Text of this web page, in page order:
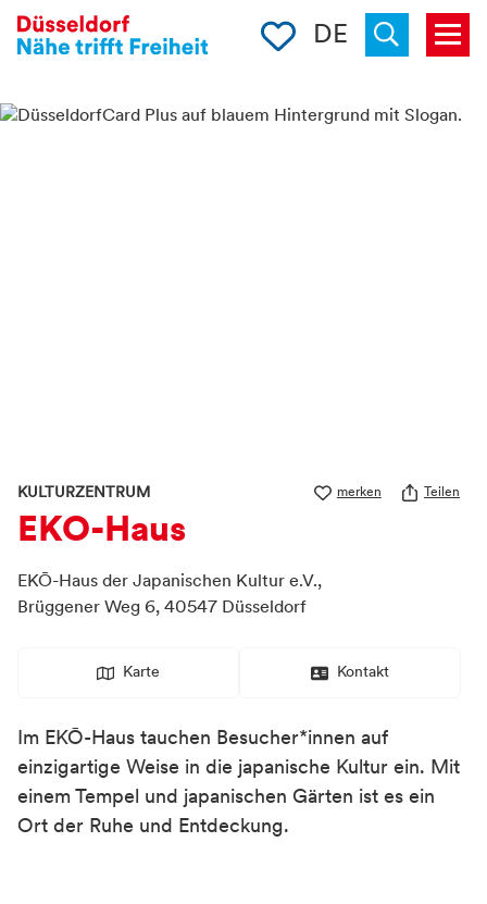
Menü
Merkliste
DE
KULTURZENTRUM merken Teilen
EKO-Haus
EKŌ-Haus der Japanischen Kultur e.V.,
Brüggener Weg 6, 40547 Düsseldorf
Karte Kontakt
Im EKŌ-Haus tauchen Besucher*innen auf
einzigartige Weise in die japanische Kultur ein. Mit
einem Tempel und japanischen Gärten ist es ein
Ort der Ruhe und Entdeckung.